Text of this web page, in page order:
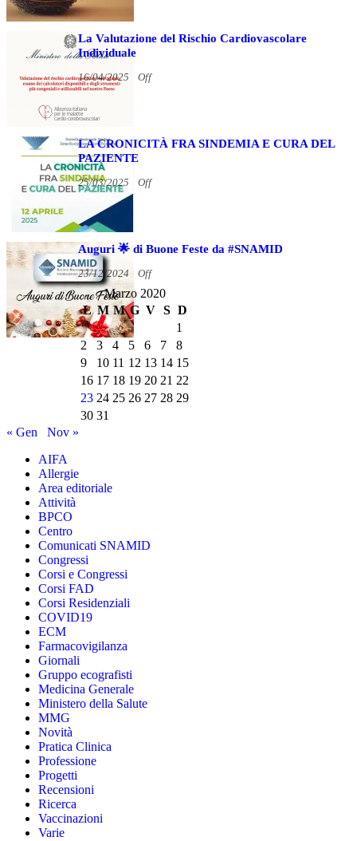
La Valutazione del Rischio Cardiovascolare
Individuale
16/04/2025 Off
LA CRONICITÀ FRA SINDEMIA E CURA DEL
PAZIENTE
25/03/2025 Off
Auguri 🌟 di Buone Feste da #SNAMID
23/12/2024 Off
Marzo 2020
L M M G V S D
1
2
3 4 5 6 7
8
9
10 11 12 13 14 15
16 17 18 19 20 21 22
23 24 25 26 27 28 29
30 31
« Gen
Nov »
AIFA
Allergie
Area editoriale
Attività
BPCO
Centro
Comunicati SNAMID
Congressi
Corsi e Congressi
Corsi FAD
Corsi Residenziali
COVID19
ECM
Farmacovigilanza
Giornali
Gruppo ecografisti
Medicina Generale
Ministero della Salute
MMG
Novità
Pratica Clinica
Professione
Progetti
Recensioni
Ricerca
Vaccinazioni
Varie